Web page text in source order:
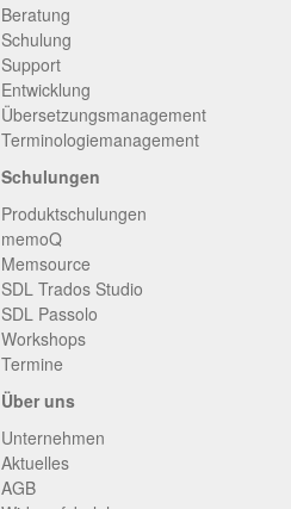
Beratung
Schulung
Support
Entwicklung
Übersetzungsmanagement
Terminologiemanagement
Schulungen
Produktschulungen
memoQ
Memsource
SDL Trados Studio
SDL Passolo
Workshops
Termine
Über uns
Unternehmen
Aktuelles
AGB